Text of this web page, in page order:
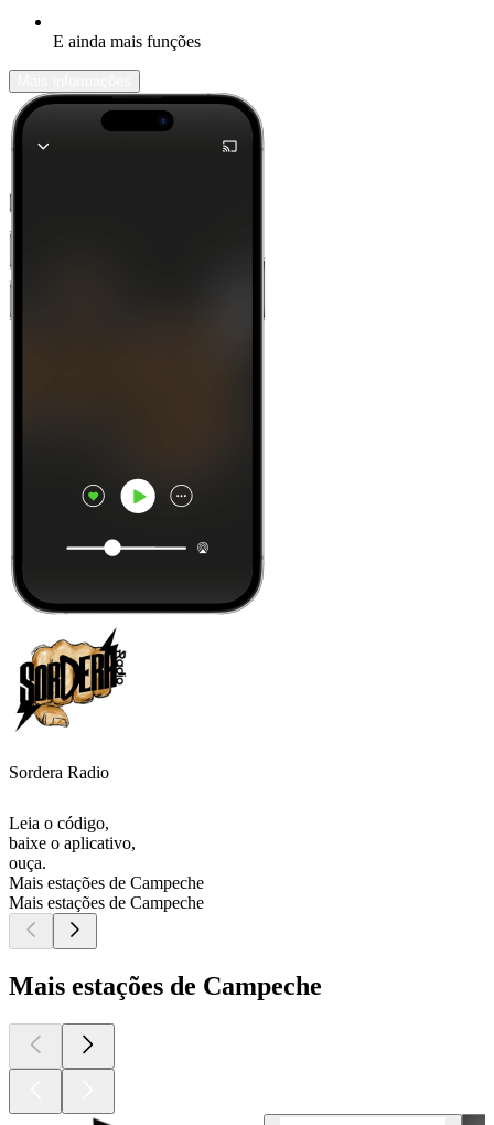
E ainda mais funções
Sordera Radio
Leia o código,
baixe o aplicativo,
ouça.
Mais estações de Campeche
Mais estações de Campeche
Mais estações de Campeche